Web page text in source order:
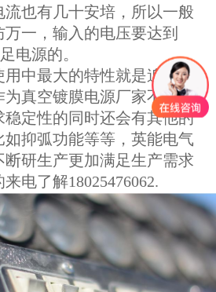
流也有几十安培，所以一般
一，输入的电压要达到
电源的。
用中最大的特性就是追求稳
为真空镀膜电源厂家不断追
定性的同时还会有其他的
抑弧功能等等，英能电气
研生产更加满足生产需求
电了解18025476062.